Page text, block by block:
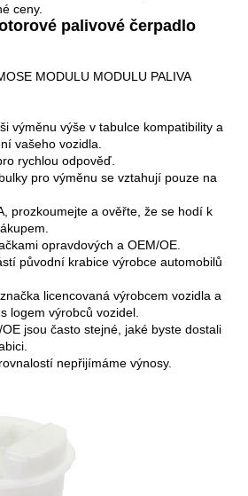
ceny.
palivové čerpadlo
MODULU MODULU PALIVA
výměnu výše v tabulce kompatibility a
vašeho vozidla.
rychlou odpověď.
pro výměnu se vztahují pouze na
prozkoumejte a ověřte, že se hodí k
opravdových a OEM/OE.
původní krabice výrobce automobilů
licencovaná výrobcem vozidla a
logem výrobců vozidel.
jsou často stejné, jaké byste dostali
nepřijímáme výnosy.